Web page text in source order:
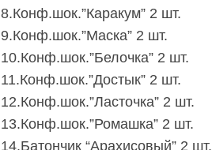
8.Конф.шок.”Каракум” 2 шт.
9.Конф.шок.”Маска” 2 шт.
10.Конф.шок.”Белочка” 2 шт.
11.Конф.шок.”Достык” 2 шт.
12.Конф.шок.”Ласточка” 2 шт.
13.Конф.шок.”Ромашка” 2 шт.
14.Батончик “Арахисовый” 2 шт.